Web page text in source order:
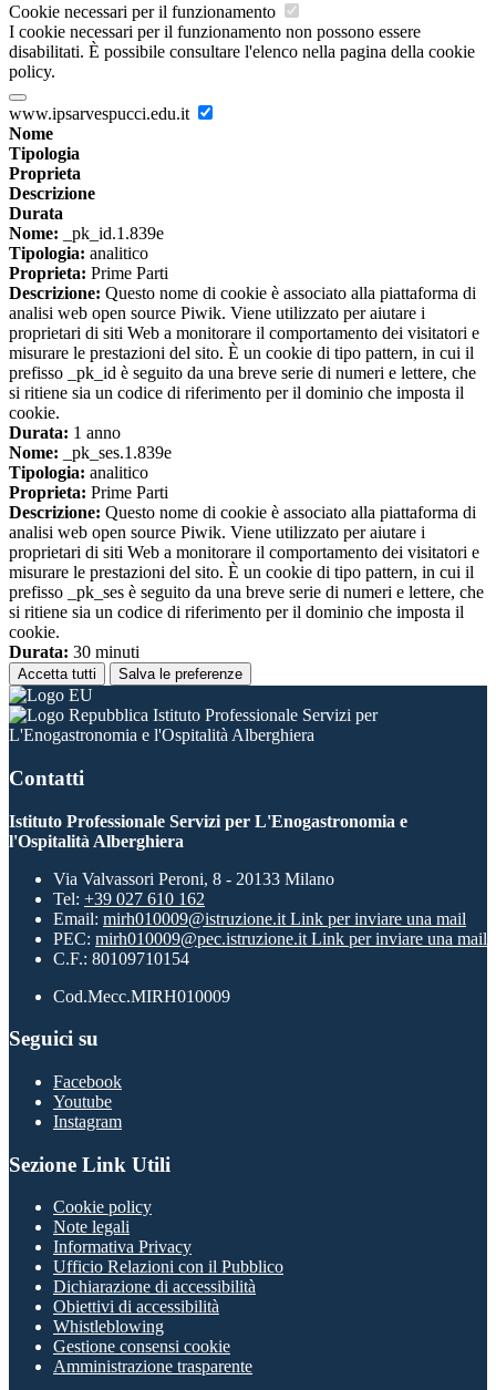
Cookie necessari per il funzionamento
I cookie necessari per il funzionamento non possono essere
disabilitati. È possibile consultare l'elenco nella pagina della cookie
policy.
www.ipsarvespucci.edu.it
Nome
Tipologia
Proprieta
Descrizione
Durata
Nome: _pk_id.1.839e
Tipologia: analitico
Proprieta: Prime Parti
Descrizione: Questo nome di cookie è associato alla piattaforma di
analisi web open source Piwik. Viene utilizzato per aiutare i
proprietari di siti Web a monitorare il comportamento dei visitatori e
misurare le prestazioni del sito. È un cookie di tipo pattern, in cui il
prefisso _pk_id è seguito da una breve serie di numeri e lettere, che
si ritiene sia un codice di riferimento per il dominio che imposta il
cookie.
Durata: 1 anno
Nome: _pk_ses.1.839e
Tipologia: analitico
Proprieta: Prime Parti
Descrizione: Questo nome di cookie è associato alla piattaforma di
analisi web open source Piwik. Viene utilizzato per aiutare i
proprietari di siti Web a monitorare il comportamento dei visitatori e
misurare le prestazioni del sito. È un cookie di tipo pattern, in cui il
prefisso _pk_ses è seguito da una breve serie di numeri e lettere, che
si ritiene sia un codice di riferimento per il dominio che imposta il
cookie.
Durata: 30 minuti
Accetta tutti Salva le preferenze
Istituto Professionale Servizi per
L'Enogastronomia e l'Ospitalità Alberghiera
Contatti
Istituto Professionale Servizi per L'Enogastronomia e
l'Ospitalità Alberghiera
Via Valvassori Peroni, 8 - 20133 Milano
Tel: +39 027 610 162
Email: mirh010009@istruzione.it Link per inviare una mail
PEC: mirh010009@pec.istruzione.it Link per inviare una mail
C.F.: 80109710154
Cod.Mecc.MIRH010009
Seguici su
Facebook
Youtube
Instagram
Sezione Link Utili
Cookie policy
Note legali
Informativa Privacy
Ufficio Relazioni con il Pubblico
Dichiarazione di accessibilità
Obiettivi di accessibilità
Whistleblowing
Gestione consensi cookie
Amministrazione trasparente